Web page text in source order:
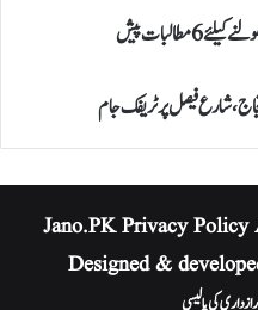
پیش
شارع فیصل پر ٹریفک جام
Privacy Policy
Designed &
رازداری کی پالیسی